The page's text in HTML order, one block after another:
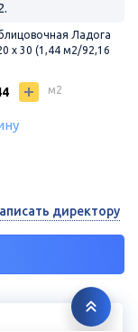
Ладога
х 30 (1,44 м2/92,16
м2
директору